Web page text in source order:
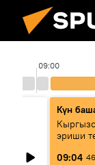
09:00
Күн
эриши
09:04